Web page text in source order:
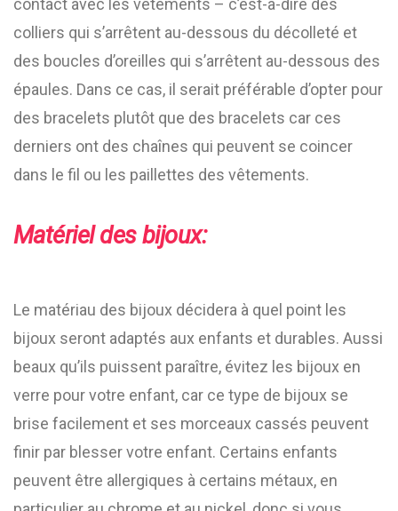
contact avec les vêtements – c’est-à-dire des
colliers qui s’arrêtent au-dessous du décolleté et
des boucles d’oreilles qui s’arrêtent au-dessous des
épaules. Dans ce cas, il serait préférable d’opter pour
des bracelets plutôt que des bracelets car ces
derniers ont des chaînes qui peuvent se coincer
dans le fil ou les paillettes des vêtements.
Matériel des bijoux:
Le matériau des bijoux décidera à quel point les
bijoux seront adaptés aux enfants et durables. Aussi
beaux qu’ils puissent paraître, évitez les bijoux en
verre pour votre enfant, car ce type de bijoux se
brise facilement et ses morceaux cassés peuvent
finir par blesser votre enfant. Certains enfants
peuvent être allergiques à certains métaux, en